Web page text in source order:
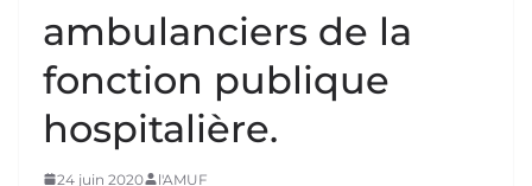
ambulanciers de la
fonction publique
hospitalière.
24 juin 2020 l'AMUF